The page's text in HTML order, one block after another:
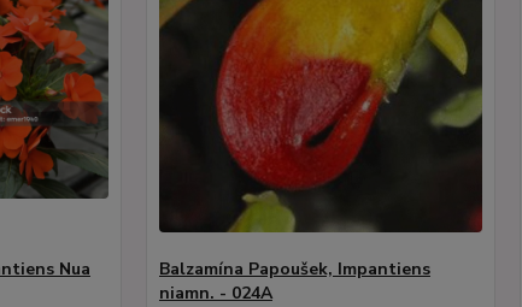
Nua
Balzamína Papoušek, Impantiens
niamn. - 024A